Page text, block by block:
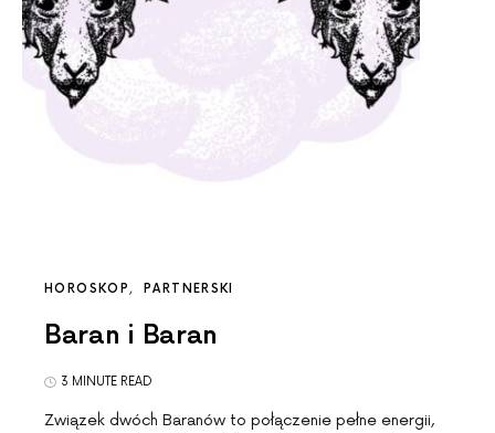
HOROSKOP PARTNERSKI
Baran i Baran
3 MINUTE READ
Związek dwóch Baranów to połączenie pełne energii,